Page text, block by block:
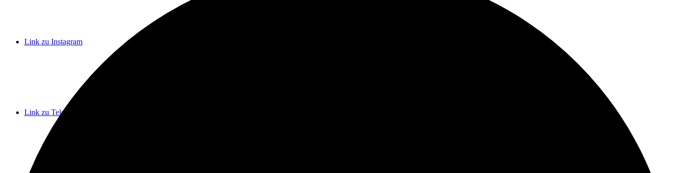
Link zu Instagram
Link zu Telegram